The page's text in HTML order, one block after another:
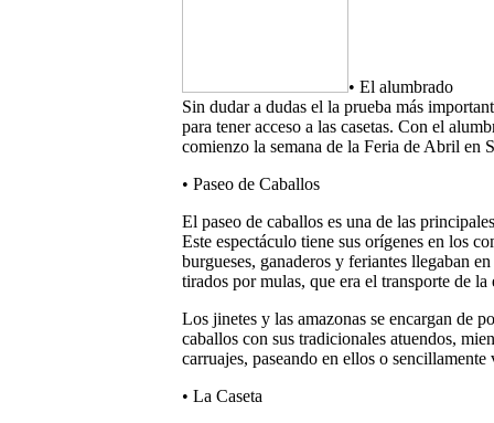
• El alumbrado
Sin dudar a dudas el la prueba más
para tener acceso a las casetas. Con el
comienzo la semana de la Feria de Abril en
• Paseo de Caballos
El paseo de caballos es una de las
Este espectáculo tiene sus orígenes en los
burgueses, ganaderos y feriantes llegaban
tirados por mulas, que era el transporte de la
Los jinetes y las amazonas se encargan de
caballos con sus tradicionales atuendos,
carruajes, paseando en ellos o sencillamente
• La Caseta